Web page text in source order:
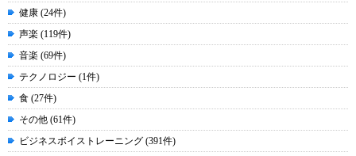
健康 (24件)
声楽 (119件)
音楽 (69件)
テクノロジー (1件)
食 (27件)
その他 (61件)
ビジネスボイストレーニング (391件)